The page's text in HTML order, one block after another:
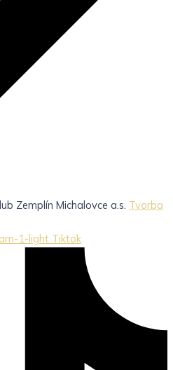
Zemplín Michalovce a.s. Tvorba
1-light Tiktok